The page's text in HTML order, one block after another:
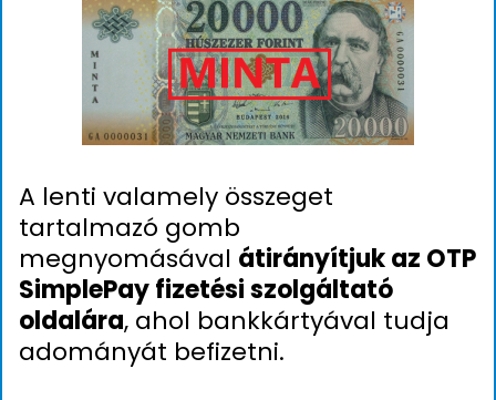
A lenti valamely összeget
tartalmazó gomb
megnyomásával átirányítjuk az OTP
SimplePay fizetési szolgáltató
oldalára, ahol bankkártyával tudja
adományát befizetni.